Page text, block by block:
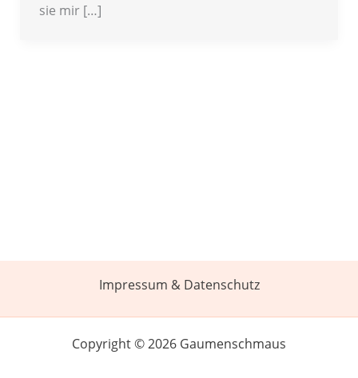
sie mir […]
Impressum & Datenschutz
Copyright © 2026 Gaumenschmaus